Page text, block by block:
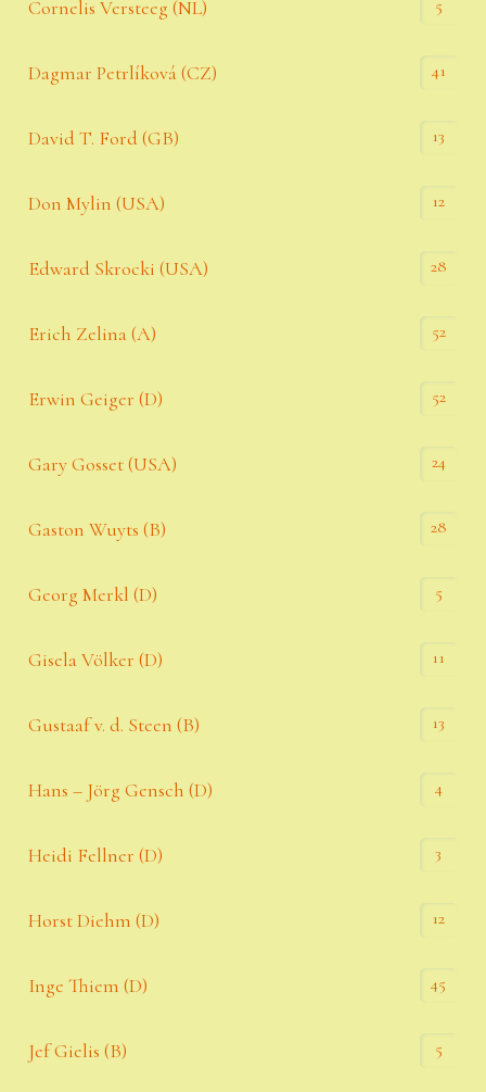
Cornelis Versteeg (NL) 5
Dagmar Petrlíková (CZ) 41
David T. Ford (GB) 13
Don Mylin (USA) 12
Edward Skrocki (USA) 28
Erich Zelina (A) 52
Erwin Geiger (D) 52
Gary Gosset (USA) 24
Gaston Wuyts (B) 28
Georg Merkl (D) 5
Gisela Völker (D) 11
Gustaaf v. d. Steen (B) 13
Hans – Jörg Gensch (D) 4
Heidi Fellner (D) 3
Horst Diehm (D) 12
Inge Thiem (D) 45
Jef Gielis (B) 5